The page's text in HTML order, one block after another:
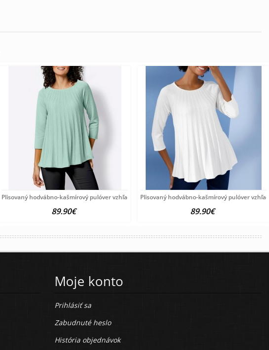
Création
Plisovaný hodvábno-kašmírový pulóver vzhľadom Création
89.90€
Plisovaný hodvábno-kašmírový pulóver
89.90€
Moje konto
Prihlásiť sa
Zabudnuté heslo
História objednávok